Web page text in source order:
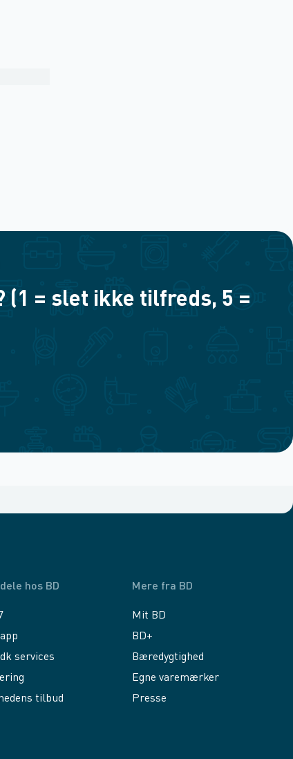
= slet ikke tilfreds, 5 =
hos BD
services
tilbud
Mere fra BD
Mit BD
BD+
Bæredygtighed
Egne varemærker
Presse